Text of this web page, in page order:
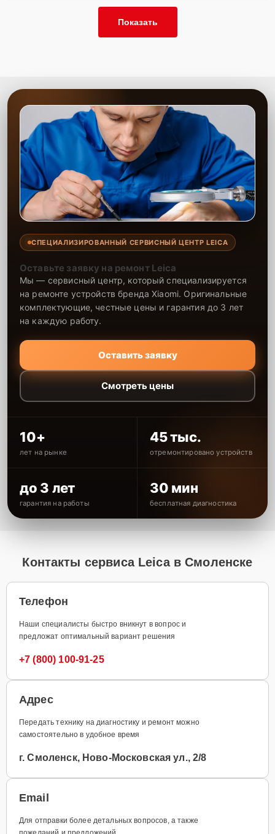
Показать
СПЕЦИАЛИЗИРОВАННЫЙ СЕРВИСНЫЙ ЦЕНТР LEICA
Оставьте заявку на ремонт Leica
Мы — сервисный центр, который специализируется
на ремонте устройств бренда Xiaomi. Оригинальные
комплектующие, честные цены и гарантия до 3 лет
на каждую работу.
Оставить заявку
Смотреть цены
10+
лет на рынке
45 тыс.
отремонтировано устройств
до 3 лет
гарантия на работы
30 мин
бесплатная диагностика
Контакты сервиса Leica в Смоленске
Телефон
Наши специалисты быстро вникнут в вопрос и
предложат оптимальный вариант решения
+7 (800) 100-91-25
Адрес
Передать технику на диагностику и ремонт можно
самостоятельно в удобное время
г. Смоленск, Ново-Московская ул., 2/8
Email
Для отправки более детальных вопросов, а также